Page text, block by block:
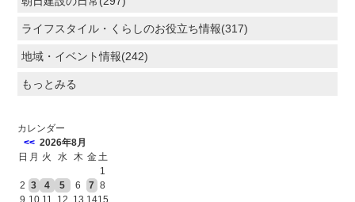
ライフスタイル・くらしのお役立ち情報(317)
地域・イベント情報(242)
もっとみる
カレンダー
<< 2026年8月
日 月 火 水 木 金土
1
2 3 4 5 6 7 8